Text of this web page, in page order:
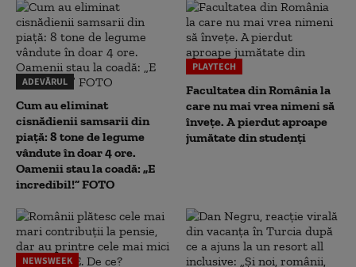
ADEVĂRUL
Cum au eliminat
cisnădienii samsarii din
piață: 8 tone de legume
vândute în doar 4 ore.
Oamenii stau la coadă: „E
incredibil!” FOTO
PLAYTECH
Facultatea din România la
care nu mai vrea nimeni să
înveţe. A pierdut aproape
jumătate din studenţi
NEWSWEEK